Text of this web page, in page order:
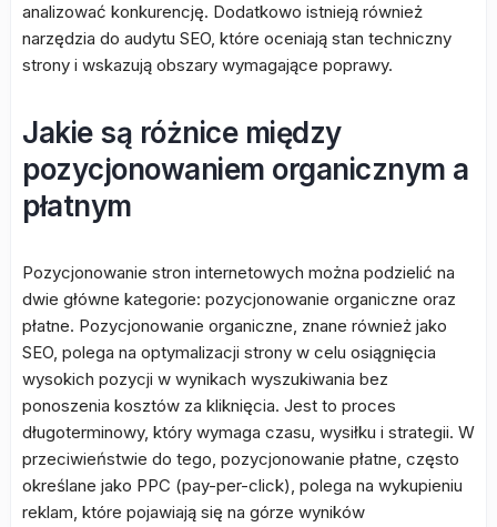
analizować konkurencję. Dodatkowo istnieją również
narzędzia do audytu SEO, które oceniają stan techniczny
strony i wskazują obszary wymagające poprawy.
Jakie są różnice między
pozycjonowaniem organicznym a
płatnym
Pozycjonowanie stron internetowych można podzielić na
dwie główne kategorie: pozycjonowanie organiczne oraz
płatne. Pozycjonowanie organiczne, znane również jako
SEO, polega na optymalizacji strony w celu osiągnięcia
wysokich pozycji w wynikach wyszukiwania bez
ponoszenia kosztów za kliknięcia. Jest to proces
długoterminowy, który wymaga czasu, wysiłku i strategii. W
przeciwieństwie do tego, pozycjonowanie płatne, często
określane jako PPC (pay-per-click), polega na wykupieniu
reklam, które pojawiają się na górze wyników